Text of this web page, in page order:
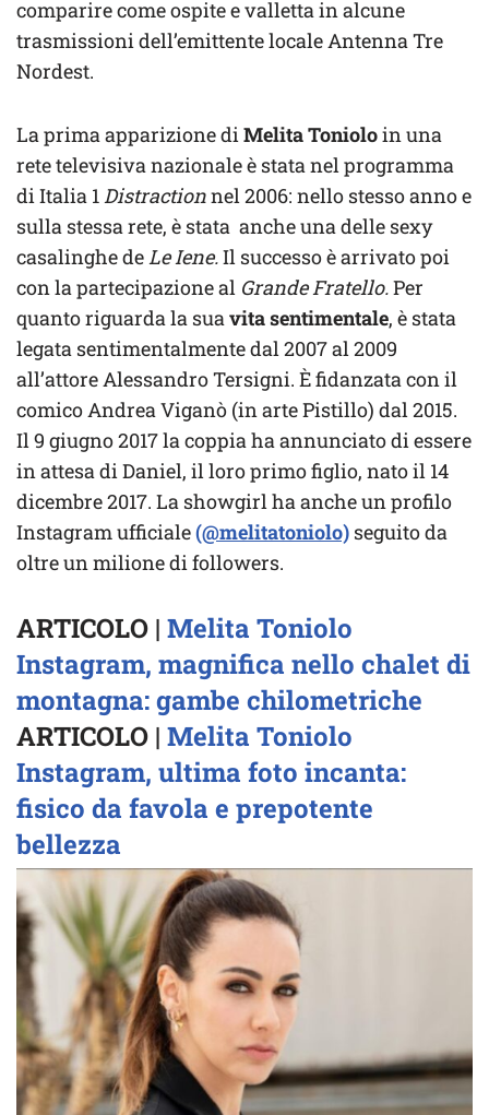
comparire come ospite e valletta in alcune
trasmissioni dell’emittente locale Antenna Tre
Nordest.
La prima apparizione diMelita Tonioloin una
rete televisiva nazionale è stata nel programma
di Italia 1Distractionnel 2006: nello stesso anno e
sulla stessa rete, è stata anche una delle sexy
casalinghe deLe Iene.Il successo è arrivato poi
con la partecipazione al Grande Fratello.Per
quanto riguarda la suavita sentimentale, è stata
legata sentimentalmente dal 2007 al 2009
all’attore Alessandro Tersigni. È fidanzata con il
comico Andrea Viganò (in arte Pistillo) dal 2015.
Il 9 giugno 2017 la coppia ha annunciato di essere
in attesa di Daniel, il loro primo figlio, nato il 14
dicembre 2017. La showgirl ha anche un profilo
Instagram ufficiale(@melitatoniolo) seguito da
oltre un milione di followers.
ARTICOLO | Melita Toniolo
Instagram, magnifica nello chalet di
montagna: gambe chilometriche
ARTICOLO | Melita Toniolo
Instagram, ultima foto incanta:
fisico da favola e prepotente
bellezza